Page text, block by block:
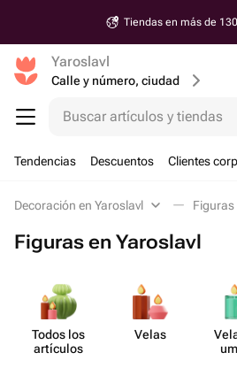
Tiendas en más de
Yaroslavl
Calle y número, ciudad
Buscar artículos y tiendas
Tendencias Descuentos Clientes
Decoración en Yaroslavl Figuras
Figuras en Yaroslavl
Todos los
artículos
Velas